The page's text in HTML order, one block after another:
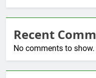
Recent
No comments to show.